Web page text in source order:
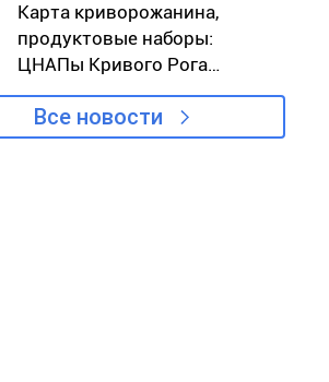
Карта криворожанина,
продуктовые наборы:
ЦНАПы Кривого Рога
назвали самые популярные
услуги июля
Все новости